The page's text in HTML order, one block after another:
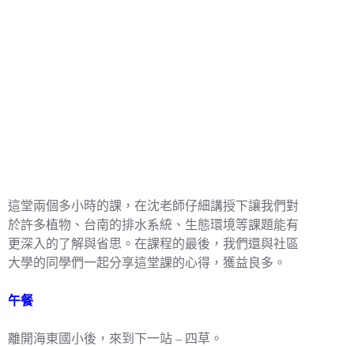
這堂兩個多小時的課，在沈老師仔細講授下讓我們對
於許多植物、台南的排水系統、生態環境等課題能有
更深入的了解與省思。在課程的最後，我們還與社區
大學的同學們一起分享這堂課的心得，獲益良多。
午餐
離開海東國小後，來到下一站 – 四草。